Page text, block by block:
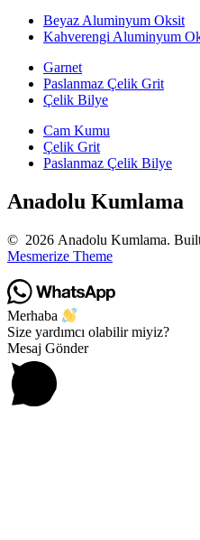
Beyaz Aluminyum Oksit
Kahverengi Aluminyum
Garnet
Paslanmaz Çelik Grit
Çelik Bilye
Cam Kumu
Çelik Grit
Paslanmaz Çelik Bilye
Anadolu Kumlama
© 2026 Anadolu Kumlama. Built
Mesmerize Theme
Merhaba
Size yardımcı olabilir miyiz?
Mesaj Gönder